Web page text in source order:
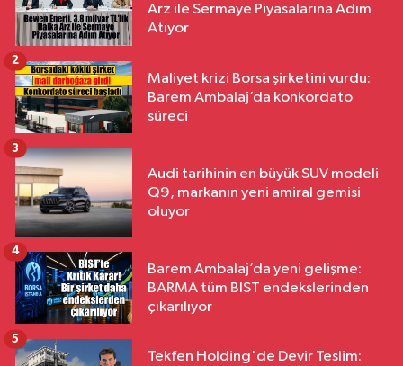
Arz ile Sermaye Piyasalarına Adım
Atıyor
Maliyet krizi Borsa şirketini vurdu:
Barem Ambalaj’da konkordato
süreci
2
Audi tarihinin en büyük SUV modeli
Q9, markanın yeni amiral gemisi
oluyor
3
Barem Ambalaj’da yeni gelişme:
BARMA tüm BIST endekslerinden
çıkarılıyor
4
Tekfen Holding'de Devir Teslim:
5